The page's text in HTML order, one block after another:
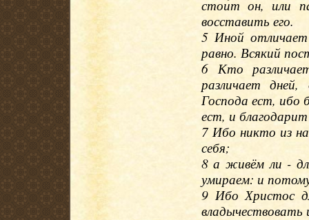
стои́т он, или
восставить его.
5 Иной
равно. Всякий
6 Кто
различает
Господа ест, ибо
ест, и
7 Ибо никто из
себя;
8 а живём ли -
умираем: и
9 Ибо Христос